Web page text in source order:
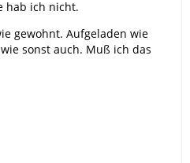
hab ich nicht.
gewohnt. Aufgeladen wie
sonst auch. Muß ich das